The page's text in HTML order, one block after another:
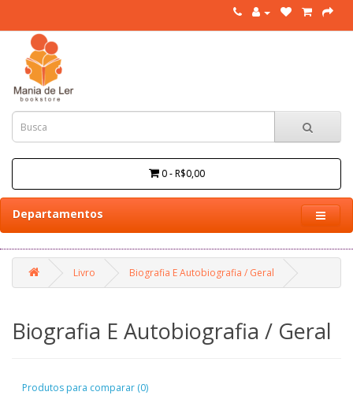
0 - R$0,00
Departamentos
Livro Biografia E Autobiografia / Geral
Biografia E Autobiografia / Geral
Produtos para comparar (0)